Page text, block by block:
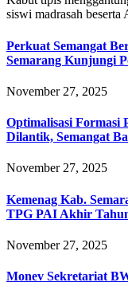
siswi madrasah
Perkuat Semangat
Semarang Kunjungi
November 27, 2025
Optimalisasi Formasi
Dilantik, Semangat
November 27, 2025
Kemenag Kab.
TPG PAI Akhir
November 27, 2025
Monev Sekretariat